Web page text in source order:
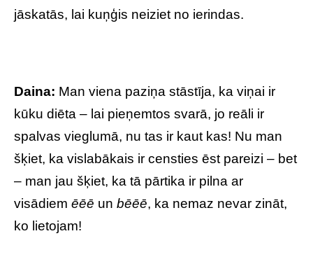
jāskatās, lai kuņģis neiziet no ierindas.
Daina: Man viena paziņa stāstīja, ka viņai ir
kūku diēta – lai pieņemtos svarā, jo reāli ir
spalvas vieglumā, nu tas ir kaut kas! Nu man
šķiet, ka vislabākais ir censties ēst pareizi – bet
– man jau šķiet, ka tā pārtika ir pilna ar
visādiem ēēē un bēēē, ka nemaz nevar zināt,
ko lietojam!